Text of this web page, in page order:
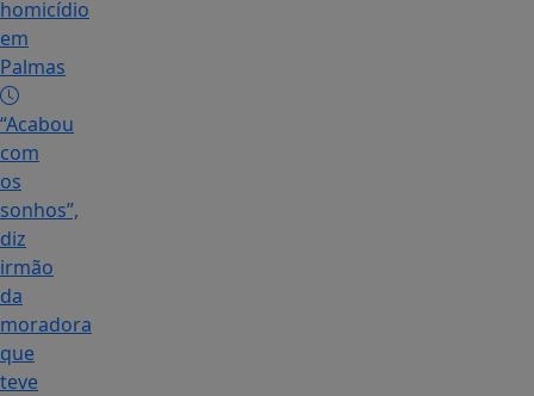
homicídio
em
Palmas
“Acabou
com
os
sonhos”,
diz
irmão
da
moradora
que
teve